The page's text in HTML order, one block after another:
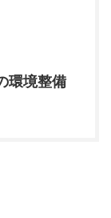
環境整備